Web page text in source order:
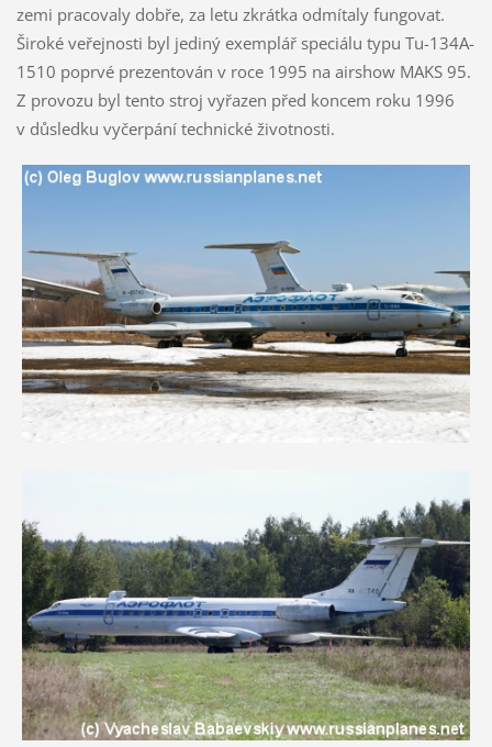
zemi pracovaly dobře, za letu zkrátka odmítaly fungovat.
Široké veřejnosti byl jediný exemplář speciálu typu Tu-134A-
1510 poprvé prezentován v roce 1995 na airshow MAKS 95.
Z provozu byl tento stroj vyřazen před koncem roku 1996
v důsledku vyčerpání technické životnosti.